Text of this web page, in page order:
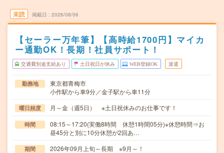
未読 掲載日 2026/08/06
【セーラー万年筆】【高時給1700円】マイカ
ー通勤OK！長期！社員サポート！
交通費別途支給あり 土日祝日が休み WEB登録OK 派遣
勤務地
東京都青梅市
小作駅から車9分／金子駅から車11分
曜日頻度 月～金（週5日） ※土日祝休みのお仕事です！
時間
08:15～17:20(実働8時間 休憩1時間05分)※休憩時間⇒お
昼45分と別に10分休憩が2回あ…
期間 2026年09月上旬～長期 ※9月～！